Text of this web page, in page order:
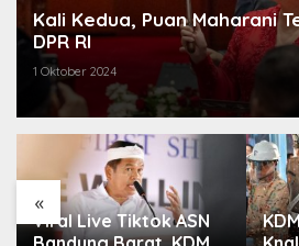
Kali Kedua, Puan Maharani
DPR RI
1 Oktober 2024
«
Viral Live Tiktok ASN